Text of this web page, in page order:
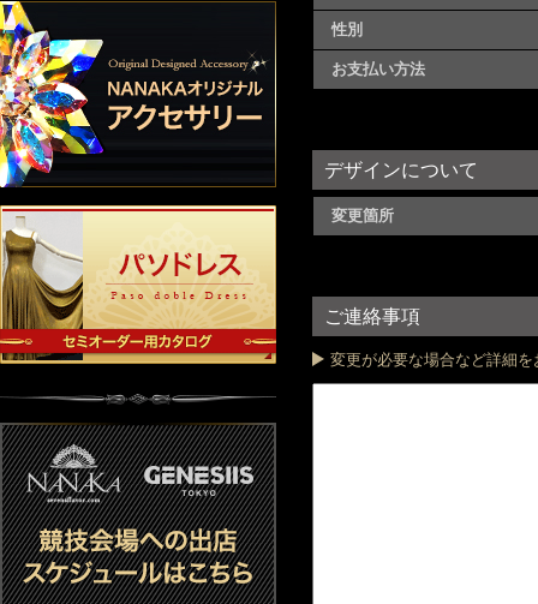
性別
お支払い方法
デザインについて
変更箇所
ご連絡事項
変更が必要な場合など詳細